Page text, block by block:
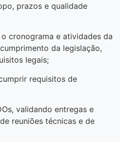
prazos e qualidade
cronograma e atividades da
da legislação,
legais;
requisitos de
validando entregas e
reuniões técnicas e de